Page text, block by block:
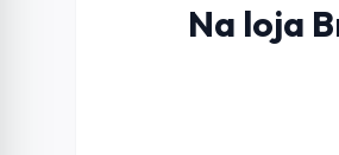
Na loja